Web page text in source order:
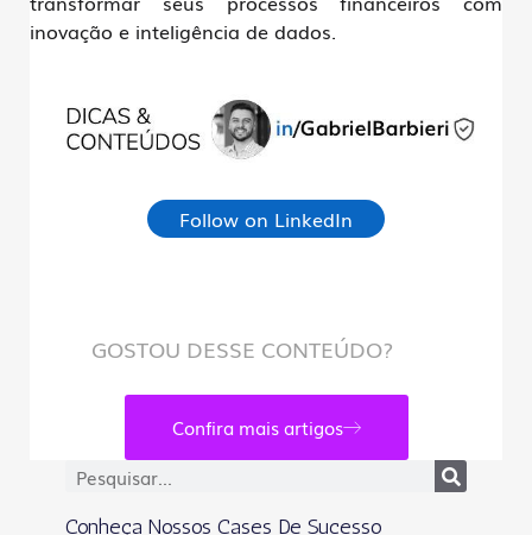
inovação e inteligência de dados.
Follow on LinkedIn
GOSTOU DESSE CONTEÚDO?
Confira mais artigos
Conheça Nossos Cases De Sucesso